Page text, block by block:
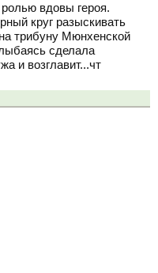
вдовы героя.
круг разыскивать
трибуну Мюнхенской
сделала
и возглавит...чт